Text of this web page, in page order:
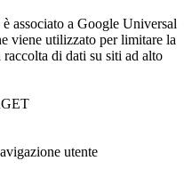
associato a Google Universal
viene utilizzato per limitare la
di dati su siti ad alto
utente